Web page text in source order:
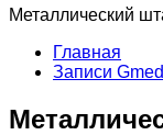
Металлический
Главная
Записи